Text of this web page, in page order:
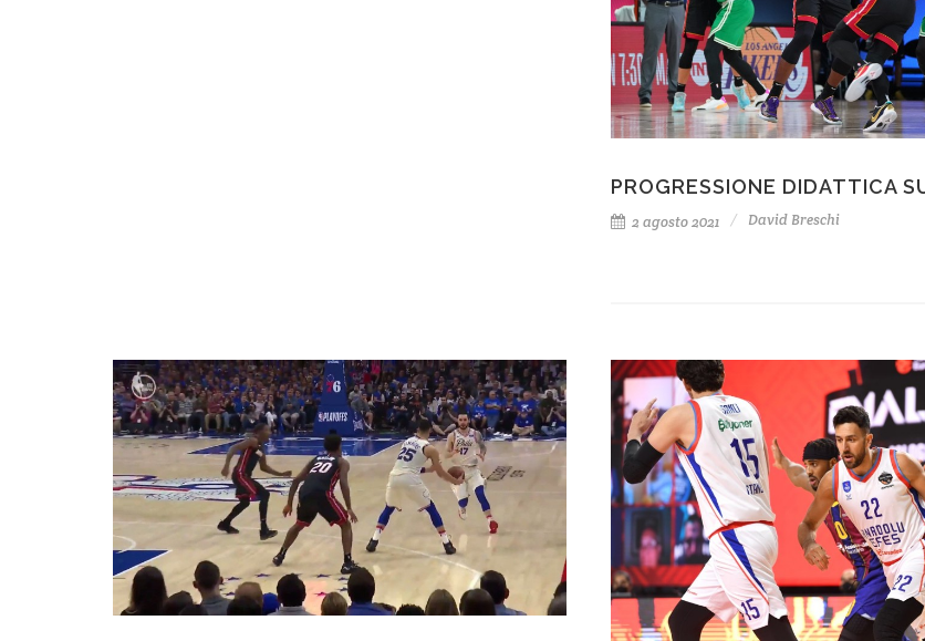
PROGRESSIONE DIDATTICA
2 agosto 2021 David Breschi